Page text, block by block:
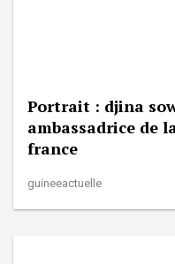
Portrait : djina
ambassadrice de
france
guineeactuelle